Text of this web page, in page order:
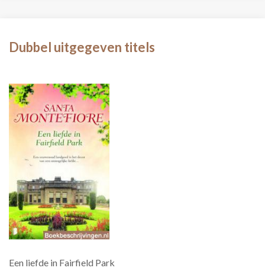
Dubbel uitgegeven titels
Een liefde in Fairfield Park